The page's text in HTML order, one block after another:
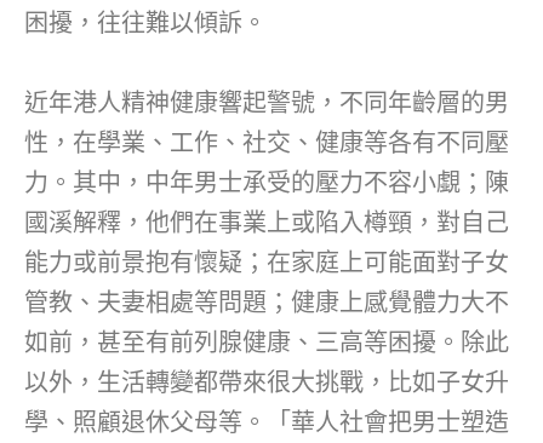
困擾，往往難以傾訴。
近年港人精神健康響起警號，不同年齡層的男
性，在學業、工作、社交、健康等各有不同壓
力。其中，中年男士承受的壓力不容小覷；陳
國溪解釋，他們在事業上或陷入樽頸，對自己
能力或前景抱有懷疑；在家庭上可能面對子女
管教、夫妻相處等問題；健康上感覺體力大不
如前，甚至有前列腺健康、三高等困擾。除此
以外，生活轉變都帶來很大挑戰，比如子女升
學、照顧退休父母等。「華人社會把男士塑造